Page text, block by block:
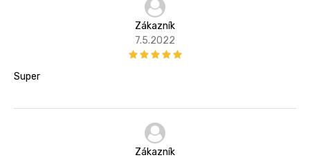
Zákazník
7.5.2022
Super
Zákazník